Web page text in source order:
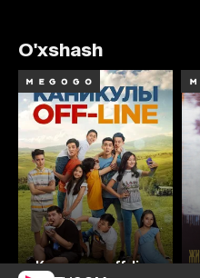
O'xshash
Каникулы off-line
7.8 6.5